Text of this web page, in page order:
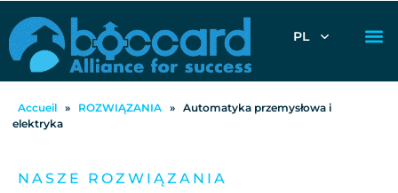
PL
Accueil » ROZWIĄZANIA » Automatyka przemysłowa i
elektryka
NASZE ROZWIĄZANIA